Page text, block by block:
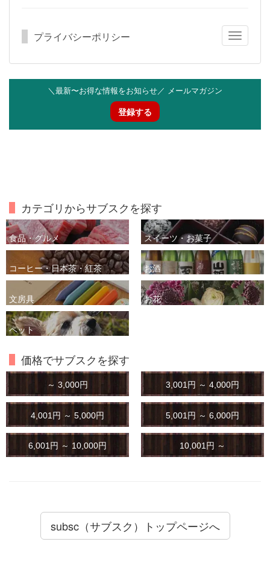
Toggle
プライバシーポリシー
＼最新〜お得な情報をお知らせ／ メールマガジン
登録する
カテゴリからサブスクを探す
食品・グルメ スイーツ・お菓子
コーヒー・日本茶・紅茶 お酒
文房具 お花
ペット
価格でサブスクを探す
～ 3,000円 3,001円 ～ 4,000円
4,001円 ～ 5,000円 5,001円 ～ 6,000円
6,001円 ～ 10,000円 10,001円 ～
subsc（サブスク）トップページへ